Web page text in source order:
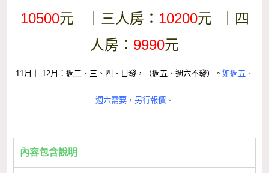
10500元 ｜三人房： 10200元 ｜四
人房： 9990元
11月｜ 12月： 週二、三、四、日發，（週五、週六不發）。 如週五、
週六需要，另行報價 。
內容包含說明